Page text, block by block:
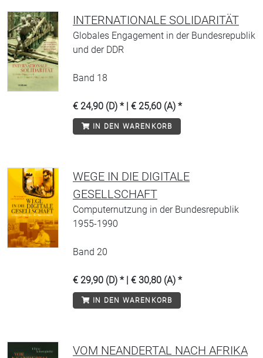
INTERNATIONALE SOLIDARITÄT
Globales Engagement in der Bundesrepublik
und der DDR
Band 18
€ 24,90 (D) * | € 25,60 (A) *
IN DEN WARENKORB
WEGE IN DIE DIGITALE
GESELLSCHAFT
Computernutzung in der Bundesrepublik
1955-1990
Band 20
€ 29,90 (D) * | € 30,80 (A) *
IN DEN WARENKORB
VOM NEANDERTAL NACH AFRIKA